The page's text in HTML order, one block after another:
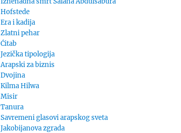
Hofstede
Era i kadija
Zlatni pehar
Ćitab
Jezička tipologija
Arapski za biznis
Dvojina
Kilma Hilwa
Misir
Tanura
Savremeni glasovi arapskog sveta
Jakobijanova zgrada